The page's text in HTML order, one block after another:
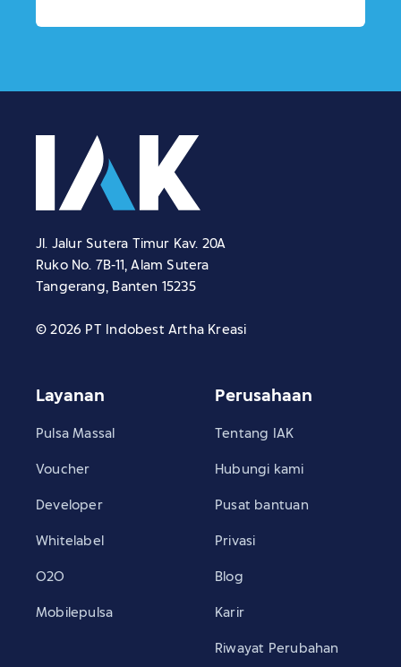
Jl. Jalur Sutera Timur Kav. 20A
Ruko No. 7B-11, Alam Sutera
Tangerang, Banten 15235
© 2026 PT Indobest Artha Kreasi
Layanan
Pulsa Massal
Voucher
Developer
Whitelabel
O2O
Mobilepulsa
Perusahaan
Tentang IAK
Hubungi kami
Pusat bantuan
Privasi
Blog
Karir
Riwayat Perubahan